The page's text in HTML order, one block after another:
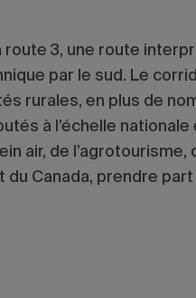
route 3, une route
par le sud. Le
rurales, en plus de
à l’échelle nationale
air, de l’agrotourisme,
du Canada, prendre part